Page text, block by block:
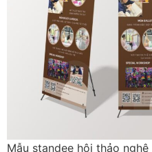
Mẫu standee hội thảo